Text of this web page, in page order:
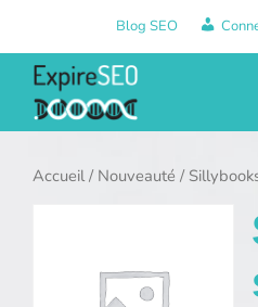
contenu
Blog SEO
Accueil/ Nouveauté /